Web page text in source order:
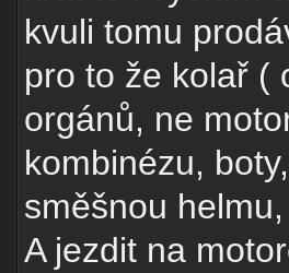
kvuli tomu
pro to že kolař (
orgánů, ne
kombinézu,
směšnou
A jezdit na